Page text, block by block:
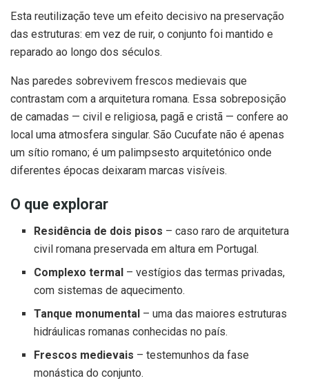
Esta reutilização teve um efeito decisivo na preservação
das estruturas: em vez de ruir, o conjunto foi mantido e
reparado ao longo dos séculos.
Nas paredes sobrevivem frescos medievais que
contrastam com a arquitetura romana. Essa sobreposição
de camadas — civil e religiosa, pagã e cristã — confere ao
local uma atmosfera singular. São Cucufate não é apenas
um sítio romano; é um palimpsesto arquitetónico onde
diferentes épocas deixaram marcas visíveis.
O que explorar
Residência de dois pisos – caso raro de arquitetura
civil romana preservada em altura em Portugal.
Complexo termal – vestígios das termas privadas,
com sistemas de aquecimento.
Tanque monumental – uma das maiores estruturas
hidráulicas romanas conhecidas no país.
Frescos medievais – testemunhos da fase
monástica do conjunto.